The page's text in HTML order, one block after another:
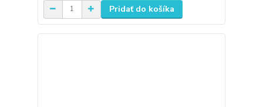
Pridať do košíka